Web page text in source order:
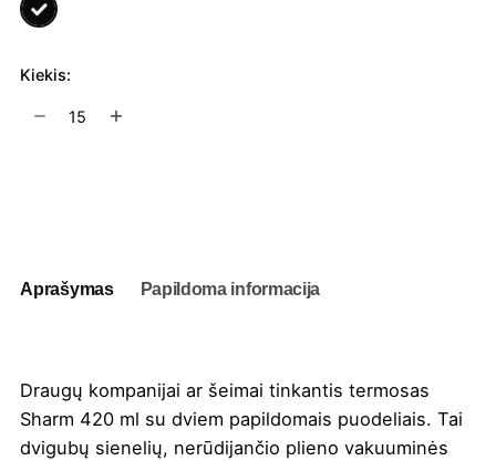
Kiekis:
produkto
Aprašymas Papildoma informacija
Draugų kompanijai ar šeimai tinkantis termosas
Sharm 420 ml su dviem papildomais puodeliais. Tai
dvigubų sienelių, nerūdijančio plieno vakuuminės